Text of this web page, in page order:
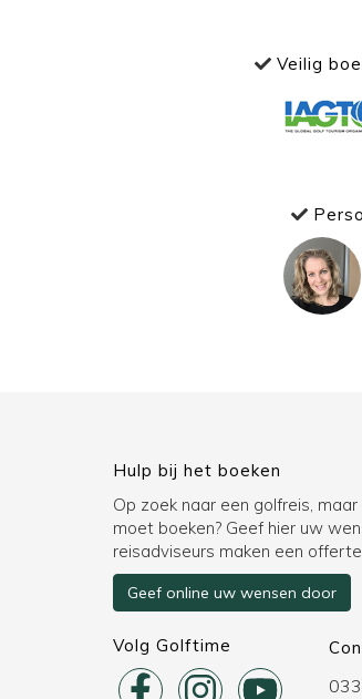
Veilig
Hulp bij het boeken
Op zoek naar een golfreis,
moet boeken? Geef hier uw
reisadviseurs maken een
Geef online uw wensen door
Volg Golftime